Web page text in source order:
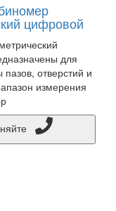
цифровой
для
отверстий и
измерения
Цену уточняйте